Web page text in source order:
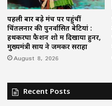
पहली बार बड़े मंच पर पहुंचीं
चिंतलनार की पुनर्वासित बेटियां :
हथकरघा फैशन शो में दिखाया हुनर,
मुख्यमंत्री साय ने जमकर सराहा
August 8, 2026
Recent Posts